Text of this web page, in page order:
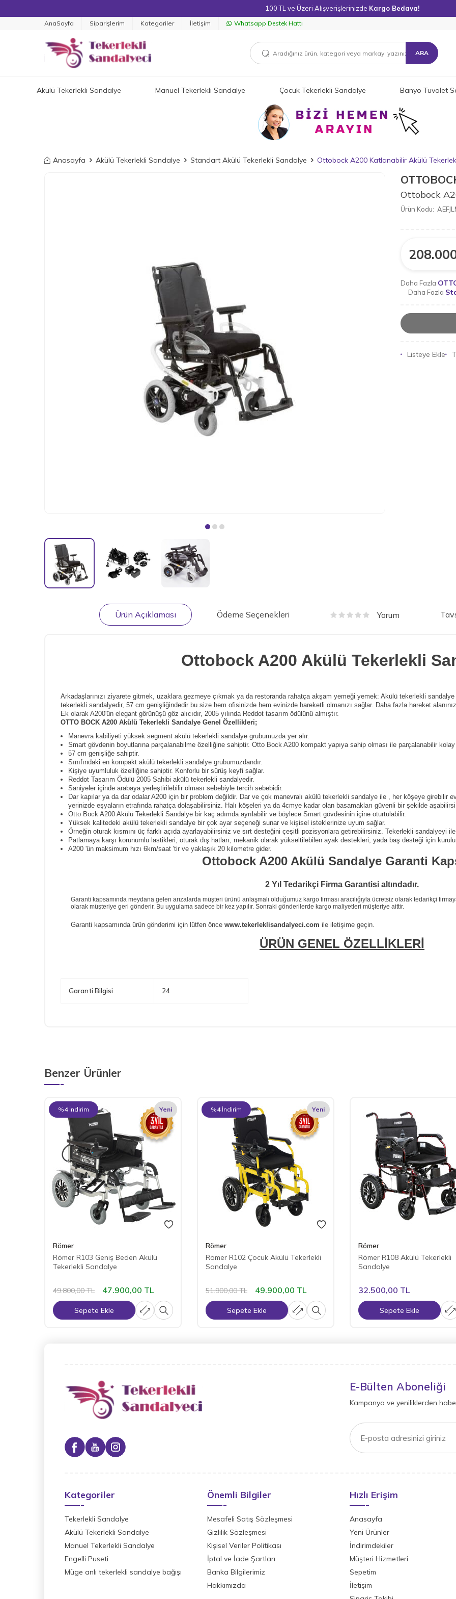
100 TL ve Üzeri Alışverişlerinizde Kargo Bedava!
AnaSayfa Siparişlerim Kategoriler İletişim Whatsapp Destek Hattı
ARA
Akülü Tekerlekli Sandalye Manuel Tekerlekli Sandalye Çocuk Tekerlekli Sandalye Banyo Tuvalet
Anasayfa Akülü Tekerlekli Sandalye Standart Akülü Tekerlekli Sandalye Ottobock A200 Katlanabilir Akülü
Ottobock
Ürün Kodu:
Daha Fazla
Daha Fazla
Listeye Ekle
Ürün Açıklaması Ödeme Seçenekleri Yorum
Ottobock A200 Akülü Tekerlekli
Arkadaşlarınızı ziyarete gitmek, uzaklara gezmeye çıkmak ya da restoranda rahatça akşam yemeği yemek: Akülü tekerlekli
tekerlekli sandalyedir, 57 cm genişliğindedir bu size hem ofisinizde hem evinizde hareketli olmanızı sağlar. Daha fazla hareket
Ek olarak A200'ün elegant görünüşü göz alıcıdır, 2005 yılında Reddot tasarım ödülünü almıştır.
OTTO BOCK A200 Akülü Tekerlekli Sandalye Genel Özellikleri;
Manevra kabiliyeti yüksek segment akülü tekerlekli sandalye grubumuzda yer alır.
Smart gövdenin boyutlarına parçalanabilme özelliğine sahiptir. Otto Bock A200 kompakt yapıya sahip olması ile parçalanabilir kolay
57 cm genişliğe sahiptir.
Sınıfındaki en kompakt akülü tekerlekli sandalye grubumuzdandır.
Kişiye uyumluluk özelliğine sahiptir. Konforlu bir sürüş keyfi sağlar.
Reddot Tasarım Ödülü 2005 Sahibi akülü tekerlekli sandalyedir.
Saniyeler içinde arabaya yerleştirilebilir olması sebebiyle tercih sebebidir.
Dar kapılar ya da dar odalar A200 için bir problem değildir. Dar ve çok manevralı akülü tekerlekli sandalye ile , her köşeye girebilir
yerinizde eşyaların etrafında rahatça dolaşabilirsiniz. Halı köşeleri ya da 4cmye kadar olan basamakları güvenli bir şekilde
Otto Bock A200 Akülü Tekerlekli Sandalye bir kaç adımda ayrılabilir ve böylece Smart gövdesinin içine oturtulabilir.
Yüksek kalitedeki akülü tekerlekli sandalye bir çok ayar seçeneği sunar ve kişisel isteklerinize uyum sağlar.
Örneğin oturak kısmını üç farklı açıda ayarlayabilirsiniz ve sırt desteğini çeşitli pozisyonlara getirebilirsiniz. Tekerlekli sandalyeyi
Patlamaya karşı korunumlu lastikleri, oturak dış hatları, mekanik olarak yükseltilebilen ayak destekleri, yada baş desteği için
A200 'ün maksimum hızı 6km/saat 'tir ve yaklaşık 20 kilometre gider.
Ottobock A200 Akülü Sandalye Garanti
2 Yıl Tedarikçi Firma Garantisi altındadır.
Garanti kapsamında meydana gelen arızalarda müşteri ürünü anlaşmalı olduğumuz kargo firması aracılığıyla ücretsiz olarak tedarikçi
olarak müşteriye geri gönderir. Bu uygulama sadece bir kez yapılır. Sonraki gönderilerde kargo maliyetleri müşteriye aittir.
Garanti kapsamında ürün gönderimi için lütfen önce www.tekerleklisandalyeci.com ile iletişime geçin.
ÜRÜN GENEL ÖZELLİKLERİ
Garanti Bilgisi 24
Benzer Ürünler
%4 İndirim Yeni
Römer
Römer R103 Geniş Beden Akülü
Tekerlekli Sandalye
49.800,00TL 47.900,00 TL
Sepete Ekle
%4 İndirim Yeni
Römer
Römer R102 Çocuk Akülü Tekerlekli
Sandalye
51.900,00TL 49.900,00 TL
Sepete Ekle
Römer
Römer R108 Akülü Tekerlekli
Sandalye
32.500,00 TL
Sepete Ekle
E-Bülten Aboneliği
Kampanya ve yeniliklerden
Kategoriler
Tekerlekli Sandalye
Akülü Tekerlekli Sandalye
Manuel Tekerlekli Sandalye
Engelli Puseti
Müge anlı tekerlekli sandalye bağışı
Önemli Bilgiler
Mesafeli Satış Sözleşmesi
Gizlilik Sözleşmesi
Kişisel Veriler Politikası
İptal ve İade Şartları
Banka Bilgilerimiz
Hakkımızda
Hızlı Erişim
Anasayfa
Yeni Ürünler
İndirimdekiler
Müşteri Hizmetleri
Sepetim
İletişim